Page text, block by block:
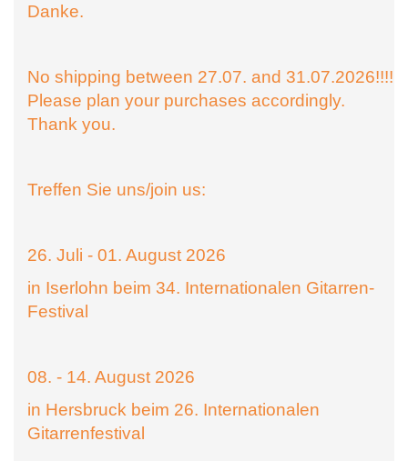
Danke.
No shipping between 27.07. and 31.07.2026!!!!
Please plan your purchases accordingly.
Thank you.
Treffen Sie uns/join us:
26. Juli - 01. August 2026
in Iserlohn beim 34. Internationalen Gitarren-
Festival
08. - 14. August 2026
in Hersbruck beim 26. Internationalen
Gitarrenfestival